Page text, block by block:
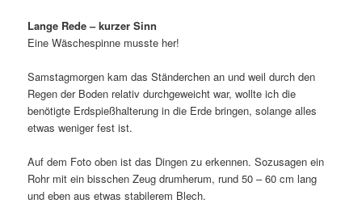
Lange Rede – kurzer Sinn
Eine Wäschespinne musste her!
Samstagmorgen kam das Ständerchen an und weil durch den
Regen der Boden relativ durchgeweicht war, wollte ich die
benötigte Erdspießhalterung in die Erde bringen, solange alles
etwas weniger fest ist.
Auf dem Foto oben ist das Dingen zu erkennen. Sozusagen ein
Rohr mit ein bisschen Zeug drumherum, rund 50 – 60 cm lang
und eben aus etwas stabilerem Blech.